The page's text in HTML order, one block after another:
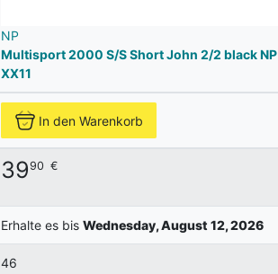
NP
Multisport 2000 S/S Short John 2/2 black NP
XX11
In den Warenkorb
3990 €
Erhalte es bis Wednesday, August 12, 2026
46